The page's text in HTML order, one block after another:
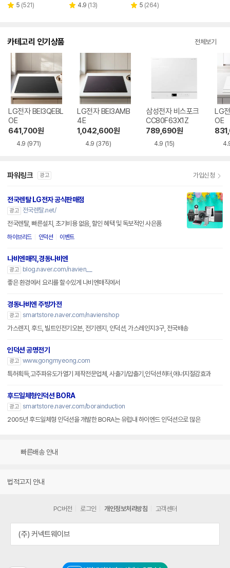
별 5 리
(521)
별 4.9 리
(13)
별 5 리
(264)
카테고리 인기상품 전체보기
LG전자 BEI3QEBL
OE
641,700원
4.9 (971)
LG전자 BEI3AMB
4E
1,042,600원
4.9 (376)
삼성전자 비스포크
CC80F63X1Z
789,690원
4.9 (15)
LG
OE
파워링크 광고 가입신청
전국렌탈 LG전자 공식판매점
광고
전국렌탈.net/
전국렌탈, 빠른설치, 초기비용 없음, 할인 혜택 및 독보적인 사은품
하이브리드 인덕션 이벤트
나비엔매직,경동나비엔
광고
blog.naver.com/navien__
좋은 환경에서 요리를 할수있게 나비엔매직에서
경동나비엔 주방가전
광고 smartstore.naver.com/navienshop
가스렌지, 후드, 빌트인전기오븐, 전기렌지, 인덕션, 가스레인지3구, 전국배송
인덕션 공명전기
광고 www.gongmyeong.com
특허획득,고주파유도가열기 제작전문업체, 사출기/압출기,인덕션히터,에너지절감효과
후드일체형인덕션 BORA
광고 smartstore.naver.com/borainduction
2005년 후드일체형 인덕션을 개발한 BORA는 유럽내 하이엔드 인덕션으로 많은
빠른배송 안내
법적고지 안내
PC버전 로그인 개인정보처리방침 고객센터
(주) 커넥트웨이브